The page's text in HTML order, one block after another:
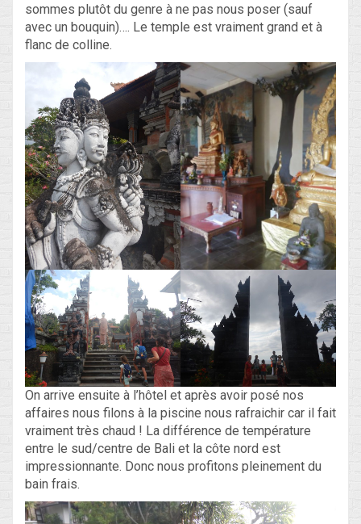
sommes plutôt du genre à ne pas nous poser (sauf
avec un bouquin)…. Le temple est vraiment grand et à
flanc de colline.
On arrive ensuite à l’hôtel et après avoir posé nos
affaires nous filons à la piscine nous rafraichir car il fait
vraiment très chaud ! La différence de température
entre le sud/centre de Bali et la côte nord est
impressionnante. Donc nous profitons pleinement du
bain frais.